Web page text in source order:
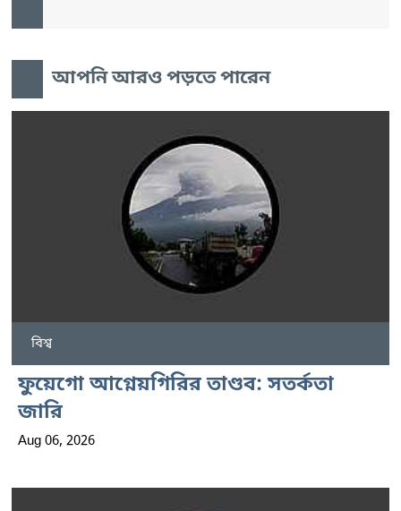
আপনি আরও পড়তে পারেন
বিশ্ব
ফুয়েগো আগ্নেয়গিরির তাণ্ডব: সতর্কতা
জারি
Aug 06, 2026